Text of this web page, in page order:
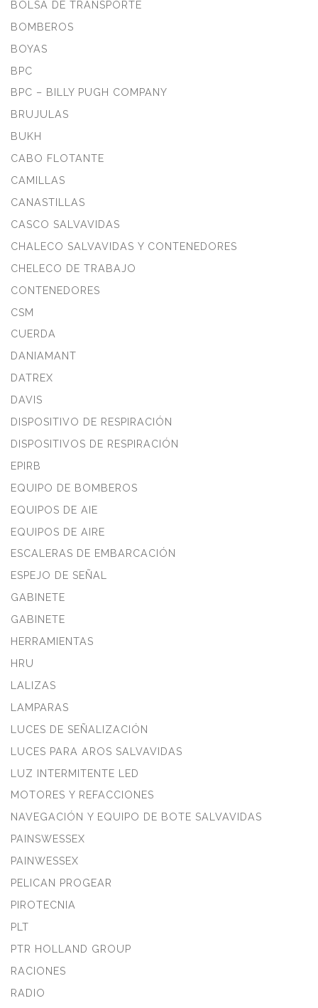
BOLSA DE TRANSPORTE
BOMBEROS
BOYAS
BPC
BPC – BILLY PUGH COMPANY
BRUJULAS
BUKH
CABO FLOTANTE
CAMILLAS
CANASTILLAS
CASCO SALVAVIDAS
CHALECO SALVAVIDAS Y CONTENEDORES
CHELECO DE TRABAJO
CONTENEDORES
CSM
CUERDA
DANIAMANT
DATREX
DAVIS
DISPOSITIVO DE RESPIRACIÓN
DISPOSITIVOS DE RESPIRACIÓN
EPIRB
EQUIPO DE BOMBEROS
EQUIPOS DE AIE
EQUIPOS DE AIRE
ESCALERAS DE EMBARCACIÓN
ESPEJO DE SEÑAL
GABINETE
GABINETE
HERRAMIENTAS
HRU
LALIZAS
LAMPARAS
LUCES DE SEÑALIZACIÓN
LUCES PARA AROS SALVAVIDAS
LUZ INTERMITENTE LED
MOTORES Y REFACCIONES
NAVEGACIÓN Y EQUIPO DE BOTE SALVAVIDAS
PAINSWESSEX
PAINWESSEX
PELICAN PROGEAR
PIROTECNIA
PLT
PTR HOLLAND GROUP
RACIONES
RADIO